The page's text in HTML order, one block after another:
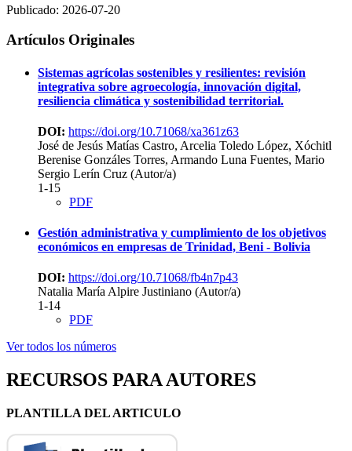
Publicado: 2026-07-20
Artículos Originales
Sistemas agrícolas sostenibles y resilientes: revisión
integrativa sobre agroecología, innovación digital,
resiliencia climática y sostenibilidad territorial.
DOI: https://doi.org/10.71068/xa361z63
José de Jesús Matías Castro, Arcelia Toledo López, Xóchitl
Berenise Gonzáles Torres, Armando Luna Fuentes, Mario
Sergio Lerín Cruz (Autor/a)
1-15
PDF
Gestión administrativa y cumplimiento de los objetivos
económicos en empresas de Trinidad, Beni - Bolivia
DOI: https://doi.org/10.71068/fb4n7p43
Natalia María Alpire Justiniano (Autor/a)
1-14
PDF
Ver todos los números
RECURSOS PARA AUTORES
PLANTILLA DEL ARTICULO